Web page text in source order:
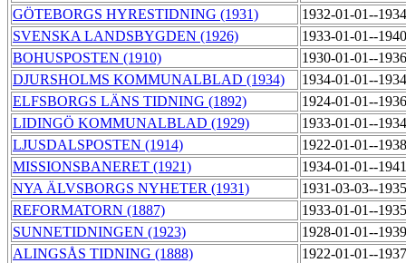
GÖTEBORGS HYRESTIDNING (1931)
1932-01-01--
SVENSKA LANDSBYGDEN (1926)
1933-01-01--
BOHUSPOSTEN (1910)
1930-01-01--
DJURSHOLMS KOMMUNALBLAD (1934)
1934-01-01--
ELFSBORGS LÄNS TIDNING (1892)
1924-01-01--
LIDINGÖ KOMMUNALBLAD (1929)
1933-01-01--
LJUSDALSPOSTEN (1914)
1922-01-01--
MISSIONSBANERET (1921)
1934-01-01--
NYA ÄLVSBORGS NYHETER (1931)
1931-03-03--
REFORMATORN (1887)
1933-01-01--
SUNNETIDNINGEN (1923)
1928-01-01--
ALINGSÅS TIDNING (1888)
1922-01-01--